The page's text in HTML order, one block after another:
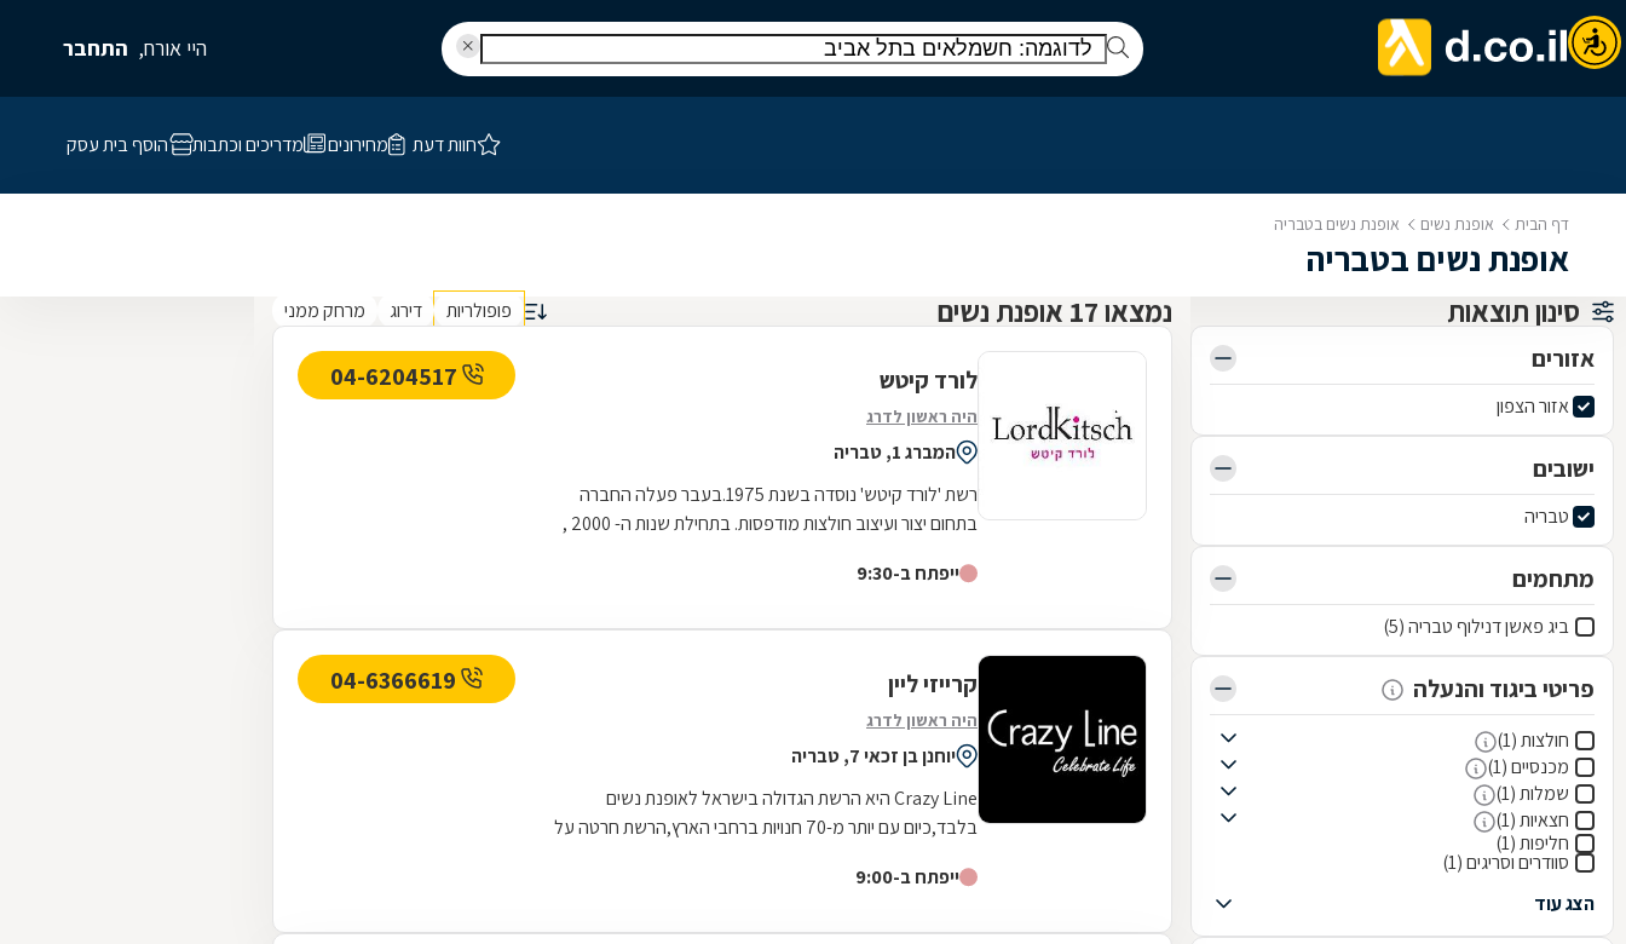
היי אורח, התחבר
חוות דעת מחירונים מדריכים וכתבות הוסף בית עסק
דף הבית אופנת נשים אופנת נשים בטבריה
אופנת נשים בטבריה
סינון תוצאות
אזורים
אזור הצפון
ישובים
טבריה
מתחמים
ביג פאשן דנילוף טבריה (5)
פריטי ביגוד והנעלה
חולצות (1)
מכנסיים (1)
שמלות (1)
חצאיות (1)
חליפות (1)
סוודרים וסריגים (1)
הצג עוד
נמצאו 17 אופנת נשים פופולריות דירוג מרחק ממני
לורד קיטש
היה ראשון לדרג
המברג 1, טבריה
רשת 'לורד קיטש' נוסדה בשנת 1975.בעבר פעלה החברה
בתחום יצור ועיצוב חולצות מודפסות. בתחילת שנות ה- 2000 ,
ייפתח ב-9:30
קרייזי ליין
היה ראשון לדרג
יוחנן בן זכאי 7, טבריה
Crazy Line היא הרשת הגדולה בישראל לאופנת נשים
בלבד,כיום עם יותר מ-70 חנויות ברחבי הארץ,הרשת חרטה על
ייפתח ב-9:00